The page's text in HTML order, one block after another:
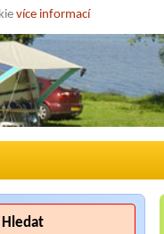
více informací
Hledat